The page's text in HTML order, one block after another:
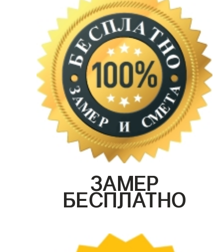
ЗАМЕР
БЕСПЛАТНО